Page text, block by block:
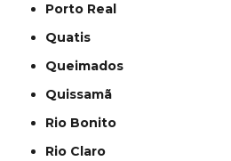
Porto Real
Quatis
Queimados
Quissamã
Rio Bonito
Rio Claro